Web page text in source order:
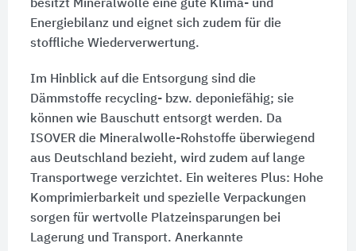
besitzt Mineralwolle eine gute Klima- und
Energiebilanz und eignet sich zudem für die
stoffliche Wiederverwertung.
Im Hinblick auf die Entsorgung sind die
Dämmstoffe recycling- bzw. deponiefähig; sie
können wie Bauschutt entsorgt werden. Da
ISOVER die Mineralwolle-Rohstoffe überwiegend
aus Deutschland bezieht, wird zudem auf lange
Transportwege verzichtet. Ein weiteres Plus: Hohe
Komprimierbarkeit und spezielle Verpackungen
sorgen für wertvolle Platzeinsparungen bei
Lagerung und Transport. Anerkannte